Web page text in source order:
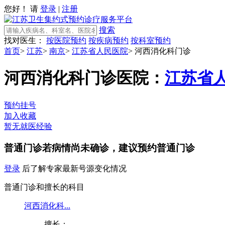
您好！ 请 登录 | 注册
搜索
找对医生：
按医院预约 按疾病预约 按科室预约
首页> 江苏> 南京> 江苏省人民医院> 河西消化科门诊
河西消化科门诊医院： 江苏省
预约挂号
加入收藏
暂无就医经验
普通门诊若病情尚未确诊，建议预约普通门诊
登录 后了解专家最新号源变化情况
普通门诊和擅长的科目
河西消化科...